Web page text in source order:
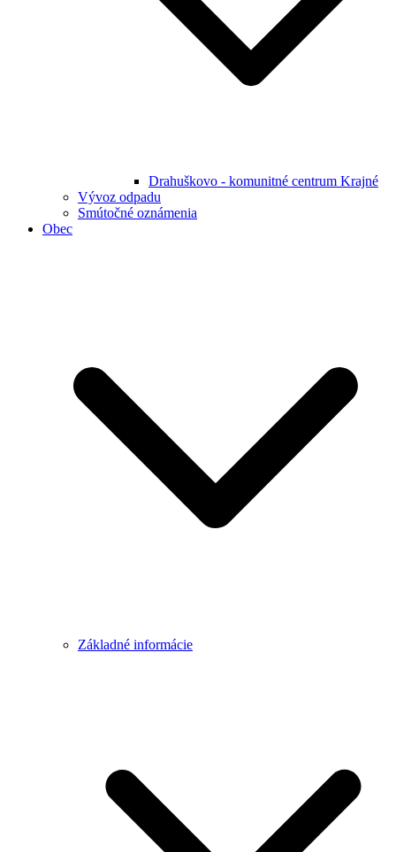
Drahuškovo - komunitné centrum Krajné
Vývoz odpadu
Smútočné oznámenia
Obec
Základné informácie